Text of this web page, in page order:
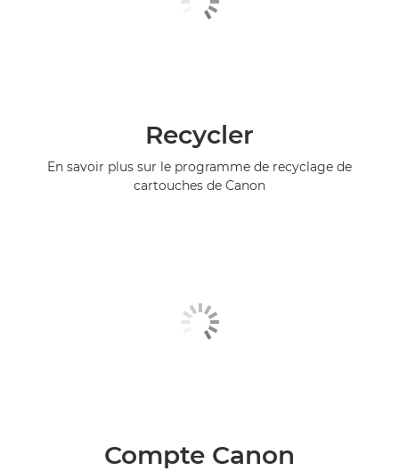
Recycler
En savoir plus sur le programme de recyclage de
cartouches de Canon
Compte Canon